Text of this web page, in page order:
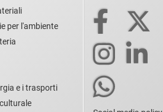
per l'ambiente
e i trasporti